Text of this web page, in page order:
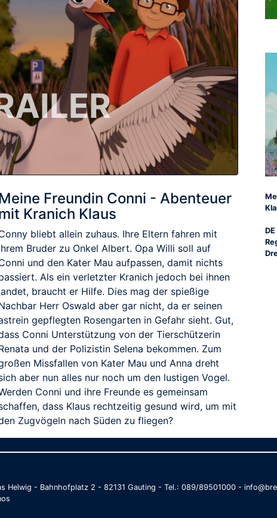
Meine Freundin Conni - Abenteuer
Kranich Klaus
bliebt allein zuhaus. Ihre Eltern fahren mit
Bruder zu Onkel Albert. Opa Willi soll auf
und den Kater Mau aufpassen, damit nichts
Als ein verletzter Kranich jedoch bei ihnen
braucht er Hilfe. Dies mag der spießige
Herr Oswald aber gar nicht, da er seinen
gepflegten Rosengarten in Gefahr sieht. Gut,
Conni Unterstützung von der Tierschützerin
und der Polizistin Selena bekommen. Zum
Missfallen von Kater Mau und Anna dreht
aber nun alles nur noch um den lustigen Vogel.
Conni und ihre Freunde es gemeinsam
dass Klaus rechtzeitig gesund wird, um mit
Zugvögeln nach Süden zu fliegen?
Helwig - Bahnhofplatz 2 - 82131 Gauting - Tel.: 089/89501000 -